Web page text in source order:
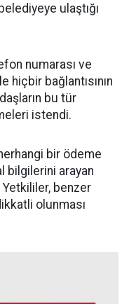
ulaştığı
numarası ve
hiçbir bağlantısının
bu tür
istendi.
bir ödeme
bilgilerini arayan
Yetkililer, benzer
olunması